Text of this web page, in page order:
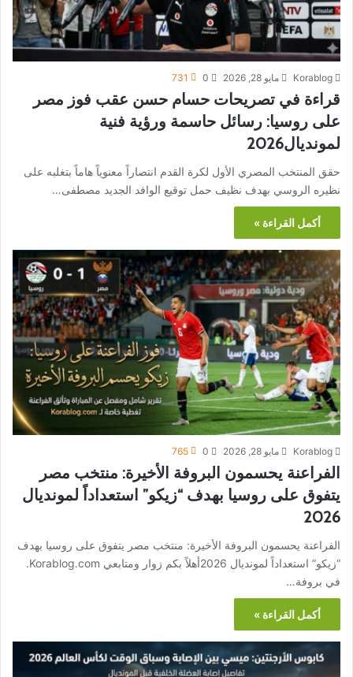
Korablog مايو 28, 2026 0
731
قراءة في تصريحات حسام حسن عقب فوز مصر
على روسيا: رسائل حاسمة ورؤية فنية
لمونديال2026
حقق المنتخب المصري الأول لكرة القدم انتصاراً معنوياً هاماً بتغلبه على
نظيره الروسي بهدف نظيف حمل توقيع الوافد الجديد مصطفى…
أكمل القراءة »
Korablog مايو 28, 2026 0
765
الفراعنة يحسمون البروفة الأخيرة: منتخب مصر
يتفوق على روسيا بهدف “زيكو” استعداداً لمونديال
2026
الفراعنة يحسمون البروفة الأخيرة: منتخب مصر يتفوق على روسيا بهدف
“زيكو” استعداداً لمونديال 2026أهلاً بكم زوار ومتابعي Korablog.com.
في بروفة…
أكمل القراءة »